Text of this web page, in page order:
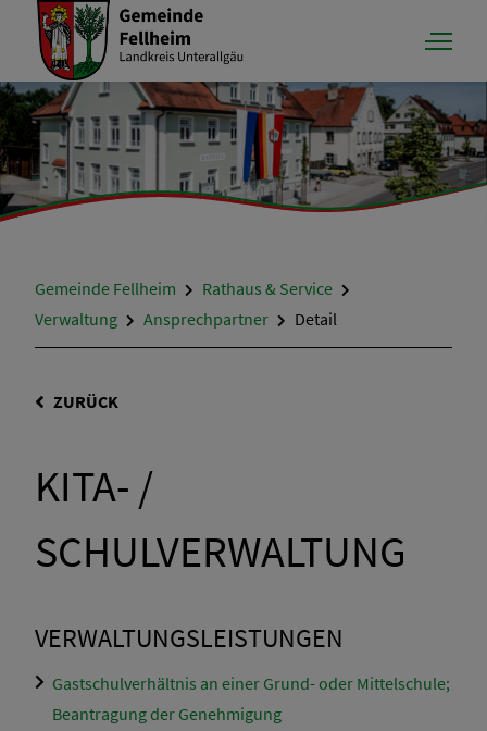
Gemeinde Fellheim
Rathaus & Service
Verwaltung
Ansprechpartner Detail
ZURÜCK
KITA- /
SCHULVERWALTUNG
VERWALTUNGSLEISTUNGEN
Gastschulverhältnis an einer Grund- oder Mittelschule;
Beantragung der Genehmigung